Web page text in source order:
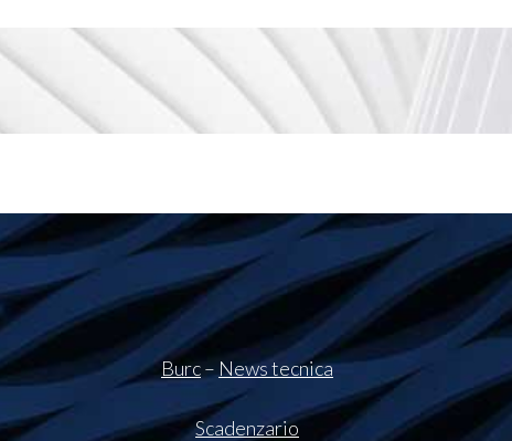
Burc– News tecnica
Scadenzario